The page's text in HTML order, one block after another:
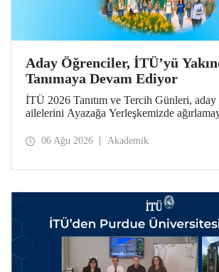
Aday Öğrenciler, İTÜ’yü
Tanımaya Devam Ediyor
İTÜ 2026 Tanıtım ve Tercih Günleri,
ailelerini Ayazağa Yerleşkemizde
ilgili fakülte ve birimler adaylara bilgi
06 Ağu 2026 Akademik